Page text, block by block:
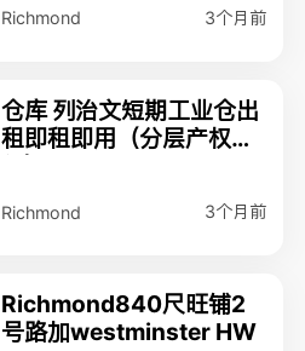
Richmond 3个月前
仓库 列治文短期工业仓出
租即租即用（分层产权单
Richmond 3个月前
Richmond840尺旺铺2
号路加westminster HW